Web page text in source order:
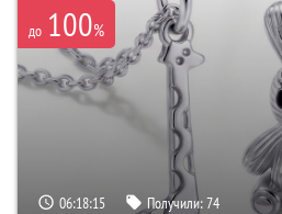
до 100%
06:18:14 Получили:74